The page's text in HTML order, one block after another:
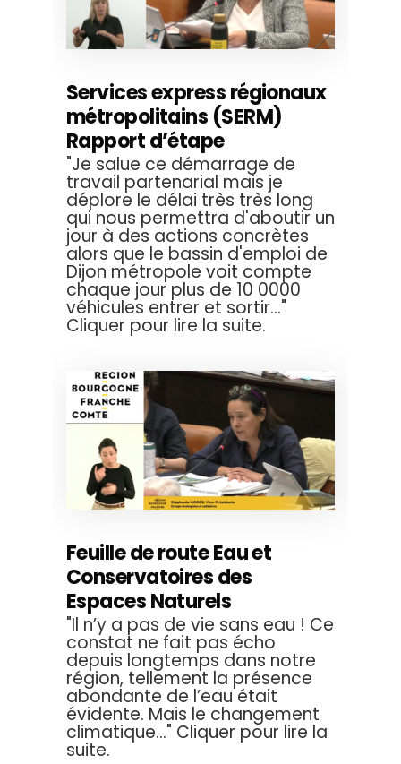
Services express régionaux
métropolitains (SERM)
Rapport d’étape
"Je salue ce démarrage de
travail partenarial mais je
déplore le délai très très long
qui nous permettra d'aboutir un
jour à des actions concrètes
alors que le bassin d'emploi de
Dijon métropole voit compte
chaque jour plus de 10 0000
véhicules entrer et sortir..."
Cliquer pour lire la suite.
Feuille de route Eau et
Conservatoires des
Espaces Naturels
"Il n’y a pas de vie sans eau ! Ce
constat ne fait pas écho
depuis longtemps dans notre
région, tellement la présence
abondante de l’eau était
évidente. Mais le changement
climatique..." Cliquer pour lire la
suite.